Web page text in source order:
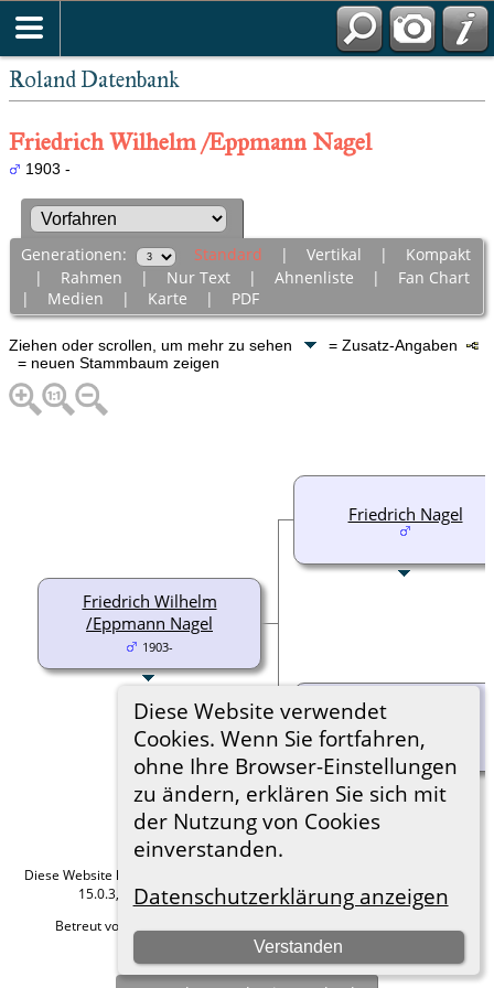
Roland Datenbank
Diese Website verwendet
Cookies. Wenn Sie fortfahren,
ohne Ihre Browser-Einstellungen
zu ändern, erklären Sie sich mit
der Nutzung von Cookies
einverstanden.
Datenschutzerklärung anzeigen
Verstanden
Friedrich Wilhelm /Eppmann Nagel
1903 -
Generationen: Standard | Vertikal | Kompakt
| Rahmen | Nur Text| Ahnenliste | Fan Chart
| Medien | Karte | PDF
Ziehen oder scrollen, um mehr zu sehen
= Zusatz-Angaben
= neuen Stammbaum zeigen
Friedrich Wilhelm
/Eppmann Nagel
1903-
Friedrich Nagel
Emma Eppmann
Diese Website läuft mit
15.0.3, programmiert von Darrin Lythgoe © 2001-2026.
Betreut von
Hier geht es zum Impressum